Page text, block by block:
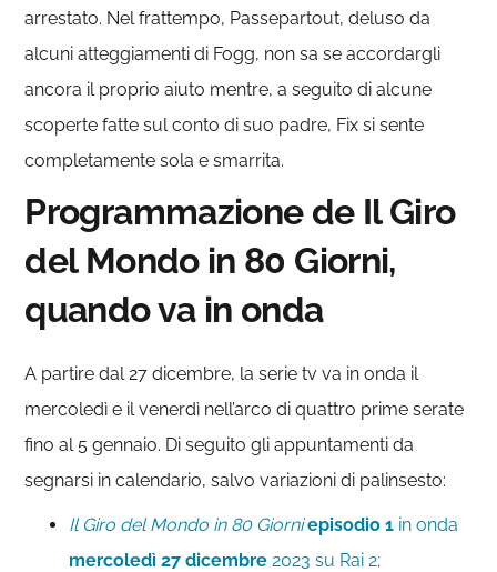
arrestato. Nel frattempo, Passepartout, deluso da
alcuni atteggiamenti di Fogg, non sa se accordargli
ancora il proprio aiuto mentre, a seguito di alcune
scoperte fatte sul conto di suo padre, Fix si sente
completamente sola e smarrita.
Programmazione de Il Giro
del Mondo in 80 Giorni,
quando va in onda
A partire dal 27 dicembre, la serie tv va in onda il
mercoledì e il venerdì nell’arco di quattro prime serate
fino al 5 gennaio. Di seguito gli appuntamenti da
segnarsi in calendario, salvo variazioni di palinsesto:
Il Giro del Mondo in 80 Giorni episodio 1 in onda
mercoledì 27 dicembre 2023 su Rai 2;